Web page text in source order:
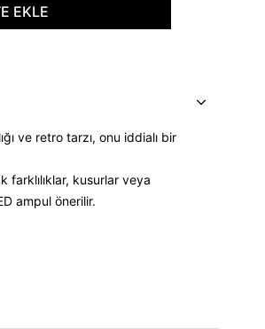
ve retro tarzı, onu iddialı bir
farklılıklar, kusurlar veya
ampul önerilir.